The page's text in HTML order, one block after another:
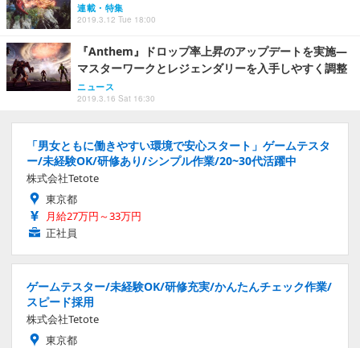
連載・特集
2019.3.12 Tue 18:00
『Anthem』ドロップ率上昇のアップデートを実施―
マスターワークとレジェンダリーを入手しやすく調整
ニュース
2019.3.16 Sat 16:30
「男女ともに働きやすい環境で安心スタート」ゲームテスタ
ー/未経験OK/研修あり/シンプル作業/20~30代活躍中
株式会社Tetote
東京都
月給27万円～33万円
正社員
ゲームテスター/未経験OK/研修充実/かんたんチェック作業/
スピード採用
株式会社Tetote
東京都